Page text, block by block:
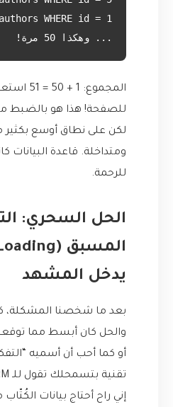
... وهكذا 50 مرة!
المجموع:
للصفحة! هذا هو بالضبط
لكن على نطاق أوسع بكثير
ومتداخلة. قاعدة البيانات
للرحمة.
الحل السحري:
يدخل المشهد
بعد ما شخصنا المشكلة،
والحل كان أبسط مما
أو كما أحب أن أسميه
إني راح أحتاج بيانات